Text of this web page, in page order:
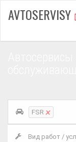
AVTOSERVISY
FSR ×
Вид работ /